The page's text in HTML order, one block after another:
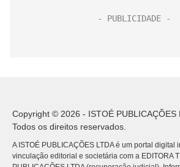
Copyright © 2026 - ISTOÉ PUBLICAÇÕES
Todos os direitos reservados.
A ISTOÉ PUBLICAÇÕES LTDA é um portal digital
vinculação editorial e societária com a EDITORA